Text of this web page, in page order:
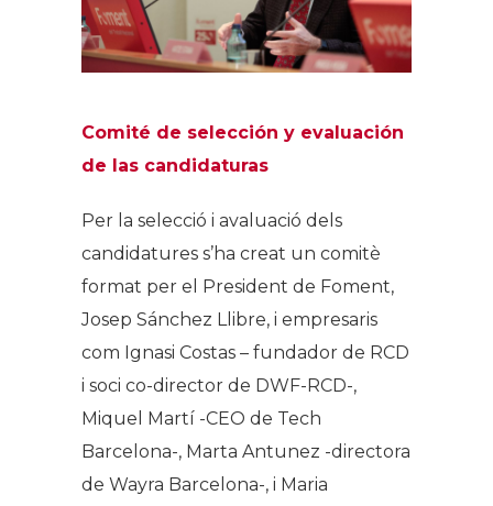
Comité de selección y evaluación
de las candidaturas
Per la selecció i avaluació dels
candidatures s’ha creat un comitè
format per el President de Foment,
Josep Sánchez Llibre, i empresaris
com Ignasi Costas – fundador de RCD
i soci co-director de DWF-RCD-,
Miquel Martí -CEO de Tech
Barcelona-, Marta Antunez -directora
de Wayra Barcelona-, i Maria